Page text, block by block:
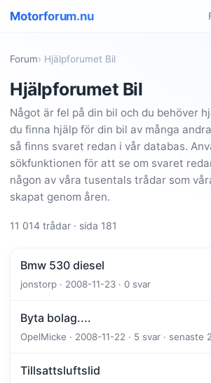
Motorforum.nu
Forum› Hjälpforumet Bil
Hjälpforumet Bil
Något är fel på din bil och du behöver
du finna hjälp för din bil av många
så finns svaret redan i vår databas.
sökfunktionen för att se om svaret
någon av våra tusentals trådar som
skapat genom åren.
11 014 trådar · sida 181
Bmw 530 diesel
jonstorp · 2008-11-23 · 0 svar
Byta bolag....
OpelMicke · 2008-11-22 · 5 svar · senaste
Tillsattsluftslid